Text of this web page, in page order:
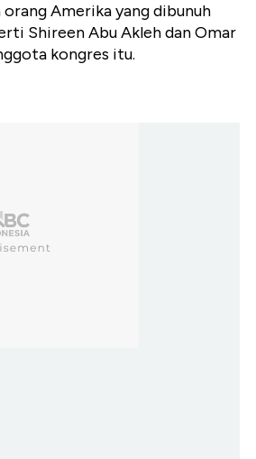
Amerika yang dibunuh
Shireen Abu Akleh dan Omar
kongres itu.